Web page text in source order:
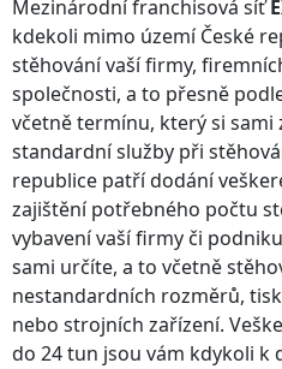
Mezinárodní franchisová síť
kdekoli mimo území České
stěhování vaší firmy,
společnosti, a to přesně
včetně termínu, který si
standardní služby při
republice patří dodání
zajištění potřebného počtu
vybavení vaší firmy či
sami určíte, a to včetně
nestandardních rozměrů,
nebo strojních zařízení.
do 24 tun jsou vám kdykoli k